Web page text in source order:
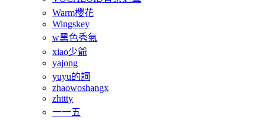
Warm櫻花
Wingskey
w黑色秀氣
xiao少爺
yajong
yuyu的詞
zhaowoshangx
zhttty
一一五